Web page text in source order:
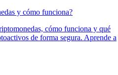
y cómo funciona?
cómo funciona y qué
de forma segura. Aprende a